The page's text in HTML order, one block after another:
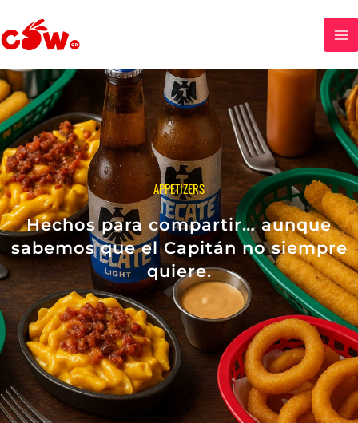
al
contenido
APPETIZERS
Hechos para compartir… aunque
sabemos que el Capitán no siempre
quiere.